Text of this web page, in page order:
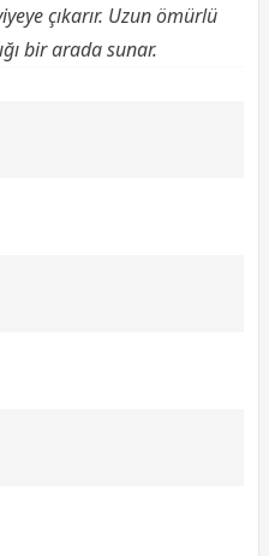
çıkarır. Uzun ömürlü
bir arada sunar.